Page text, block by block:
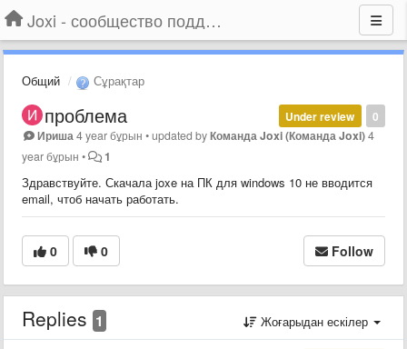
Joxi - сообщество поддержки
Общий Сұрақтар
0
Under review
проблема
Ириша 4 year бұрын •updated byКоманда Joxi (Команда Joxi)4
year бұрын • 1
Здравствуйте. Скачала joxe на ПК для windows 10 не вводится
email, чтоб начать работать.
0 0 Follow
Replies 1 Жоғарыдан ескілер